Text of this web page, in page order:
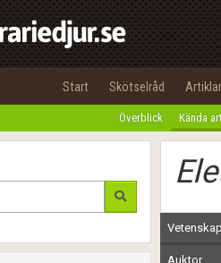
Start Skötselråd Artiklar
Överblick Kända
Auktor